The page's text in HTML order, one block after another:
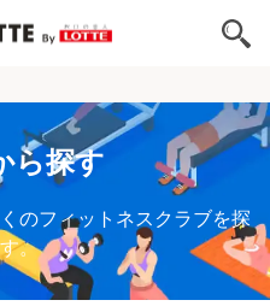
ら探す
のフィットネスクラブを探
。